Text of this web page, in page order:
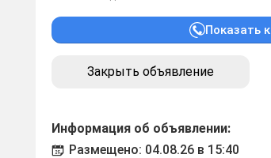
Показать
Закрыть объявление
Информация об объявлении:
Размещено: 04.08.26 в 15:40